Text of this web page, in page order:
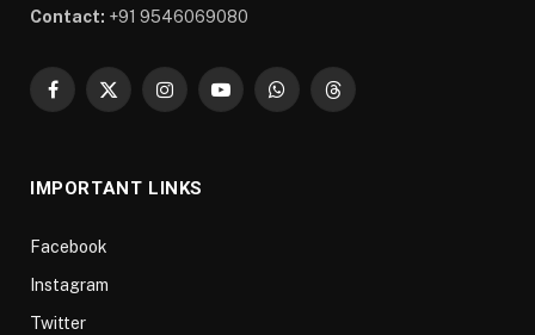
Contact: +91 9546069080
Facebook
X
InstagramYouTubeWhatsAppThreads
IMPORTANT LINKS
Facebook
Instagram
Twitter